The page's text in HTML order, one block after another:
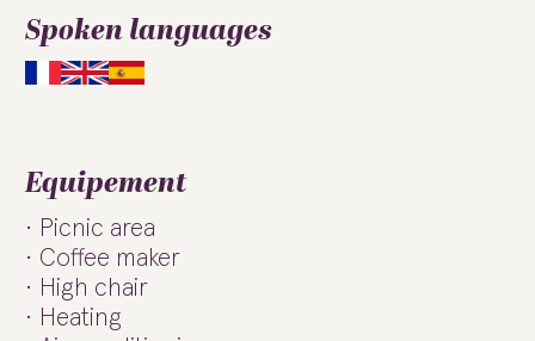
Spoken languages
Equipement
Picnic area
Coffee maker
High chair
Heating